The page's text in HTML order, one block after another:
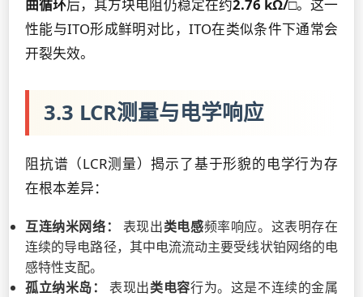
曲循环后，其方块电阻仍稳定在约2.76 kΩ/□。这一
性能与ITO形成鲜明对比，ITO在类似条件下通常会
开裂失效。
3.3 LCR测量与电学响应
阻抗谱（LCR测量）揭示了基于形貌的电学行为存
在根本差异：
互连纳米网络： 表现出类电感频率响应。这表明存在
连续的导电路径，其中电流流动主要受线状铂网络的电
感特性支配。
孤立纳米岛：
表现出类电容行为。这是不连续的金属